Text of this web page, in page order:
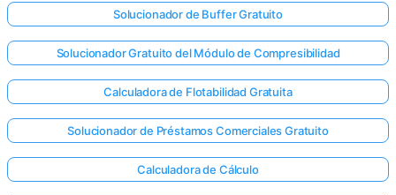
Solucionador de Buffer Gratuito
Solucionador Gratuito del Módulo de Compresibilidad
Calculadora de Flotabilidad Gratuita
Solucionador de Préstamos Comerciales Gratuito
Calculadora de Cálculo